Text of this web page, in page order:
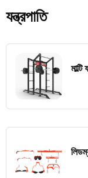
যন্ত্রপাতি